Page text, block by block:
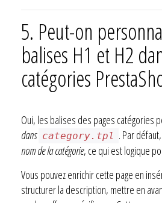
5. Peut-on
balises H1 et H2
catégories
Oui, les balises des pages catégories
dans category.tpl . Par
nom de la catégorie, ce qui est logique
Vous pouvez enrichir cette page en
structurer la description, mettre en